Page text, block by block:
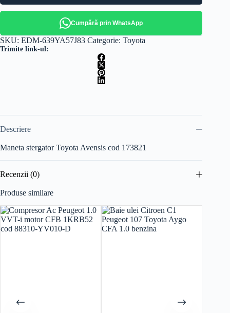
Cumpără prin WhatsApp
SKU: EDM-639YA57J83 Categorie: Toyota
Trimite link-ul:
Descriere
Maneta stergator Toyota Avensis cod 173821
Recenzii (0)
Produse similare